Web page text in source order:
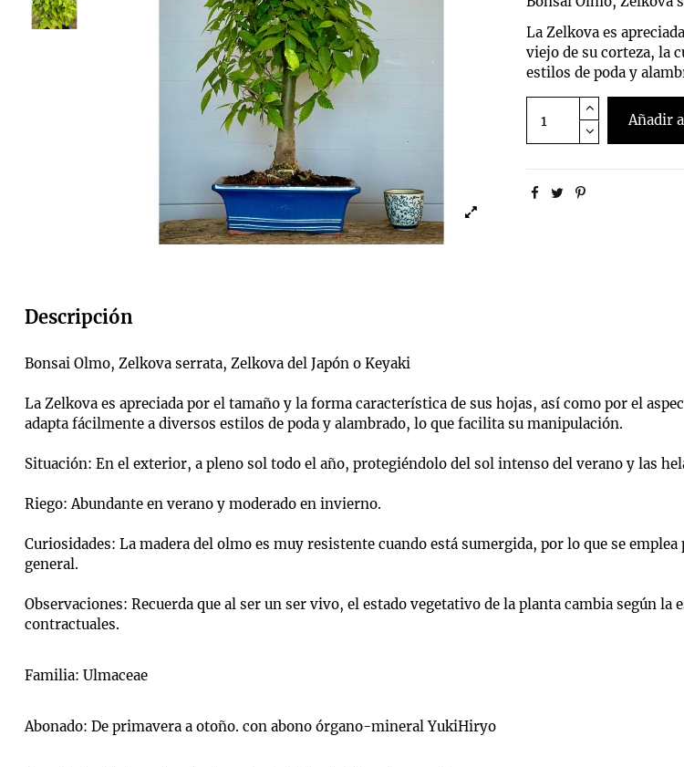
La Zelkova es
viejo de su corteza, la
estilos de poda y
Añadir
Descripción
Bonsai Olmo, Zelkova serrata, Zelkova del Japón​ o Keyaki
La Zelkova es apreciada por el tamaño y la forma característica de sus hojas, así como por el
adapta fácilmente a diversos estilos de poda y alambrado, lo que facilita su manipulación.
Situación: En el exterior, a pleno sol todo el año, protegiéndolo del sol intenso del verano y las
Riego: Abundante en verano y moderado en invierno.
Curiosidades: La madera del olmo es muy resistente cuando está sumergida, por lo que se
general.
Observaciones: Recuerda que al ser un ser vivo, el estado vegetativo de la planta cambia según
contractuales.
Familia: Ulmaceae
Abonado: De primavera a otoño. con abono órgano-mineral YukiHiryo